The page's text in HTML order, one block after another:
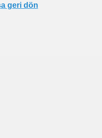
geri dön